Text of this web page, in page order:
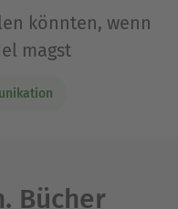
könnten, wenn
magst
Bücher